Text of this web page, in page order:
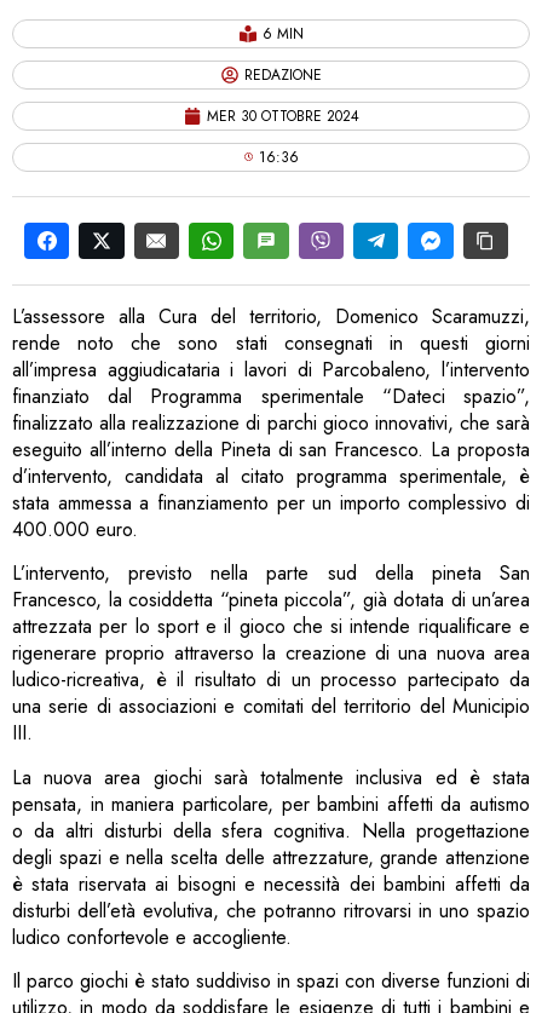
6 MIN
REDAZIONE
MER 30 OTTOBRE 2024
16:36
L’assessore alla Cura del territorio, Domenico Scaramuzzi,
rende noto che sono stati consegnati in questi giorni
all’impresa aggiudicataria i lavori di Parcobaleno, l’intervento
finanziato dal Programma sperimentale “Dateci spazio”,
finalizzato alla realizzazione di parchi gioco innovativi, che sarà
eseguito all’interno della Pineta di san Francesco. La proposta
d’intervento, candidata al citato programma sperimentale, è
stata ammessa a finanziamento per un importo complessivo di
400.000 euro.
L’intervento, previsto nella parte sud della pineta San
Francesco, la cosiddetta “pineta piccola”, già dotata di un’area
attrezzata per lo sport e il gioco che si intende riqualificare e
rigenerare proprio attraverso la creazione di una nuova area
ludico-ricreativa, è il risultato di un processo partecipato da
una serie di associazioni e comitati del territorio del Municipio
III.
La nuova area giochi sarà totalmente inclusiva ed è stata
pensata, in maniera particolare, per bambini affetti da autismo
o da altri disturbi della sfera cognitiva. Nella progettazione
degli spazi e nella scelta delle attrezzature, grande attenzione
è stata riservata ai bisogni e necessità dei bambini affetti da
disturbi dell’età evolutiva, che potranno ritrovarsi in uno spazio
ludico confortevole e accogliente.
Il parco giochi è stato suddiviso in spazi con diverse funzioni di